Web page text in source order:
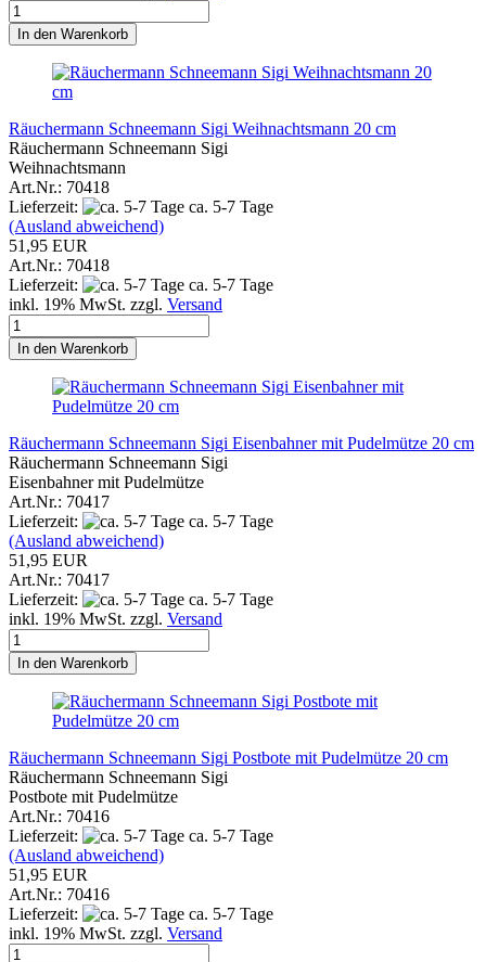
In den Warenkorb
Räuchermann Schneemann Sigi Weihnachtsmann 20 cm
Räuchermann Schneemann Sigi
Weihnachtsmann
Art.Nr.: 70418
Lieferzeit:
ca. 5-7 Tage
(Ausland abweichend)
51,95 EUR
Art.Nr.: 70418
Lieferzeit:
ca. 5-7 Tage
inkl. 19% MwSt. zzgl. Versand
In den Warenkorb
Räuchermann Schneemann Sigi Eisenbahner mit Pudelmütze 20 cm
Räuchermann Schneemann Sigi
Eisenbahner mit Pudelmütze
Art.Nr.: 70417
Lieferzeit:
ca. 5-7 Tage
(Ausland abweichend)
51,95 EUR
Art.Nr.: 70417
Lieferzeit:
ca. 5-7 Tage
inkl. 19% MwSt. zzgl. Versand
In den Warenkorb
Räuchermann Schneemann Sigi Postbote mit Pudelmütze 20 cm
Räuchermann Schneemann Sigi
Postbote mit Pudelmütze
Art.Nr.: 70416
Lieferzeit:
ca. 5-7 Tage
(Ausland abweichend)
51,95 EUR
Art.Nr.: 70416
Lieferzeit:
ca. 5-7 Tage
inkl. 19% MwSt. zzgl. Versand